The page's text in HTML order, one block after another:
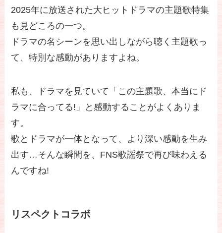
2025年に放送された大ヒットドラマの主題歌特集
も見どころの一つ。
ドラマの名シーンを思い出しながら聴く主題歌っ
て、特別な感動がありますよね。
私も、ドラマを見ていて「この主題歌、本当にド
ラマに合ってる!」と感動することがよくありま
す。
歌とドラマが一体となって、より深い感動を生み
出す…そんな瞬間を、FNS歌謡祭で再び味わえる
んですね!
リスペクトコラボ